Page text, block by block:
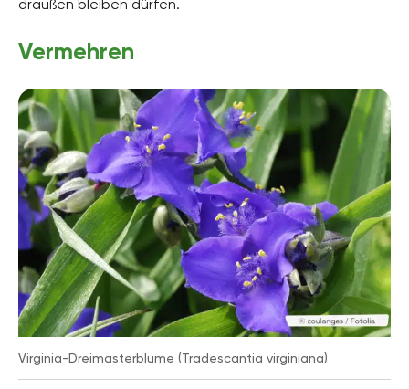
draußen bleiben dürfen.
Vermehren
Virginia-Dreimasterblume (Tradescantia virginiana)